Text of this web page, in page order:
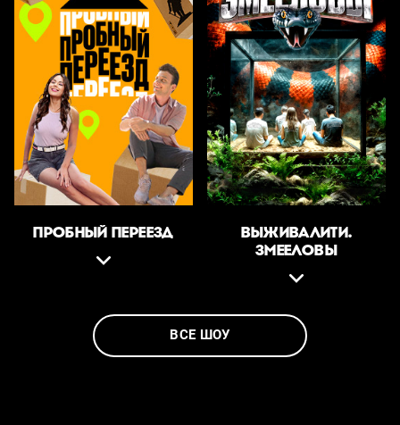
ПРОБНЫЙ ПЕРЕЕЗД
ВЫЖИВАЛИТИ.
ЗМЕЕЛОВЫ
ВСЕ ШОУ